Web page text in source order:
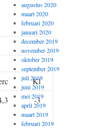
Kl
-3
augustus 2020
maart 2020
februari 2020
januari 2020
december 2019
november 2019
oktober 2019
september 2019
juli 2019
juni 2019
mei 2019
april 2019
maart 2019
februari 2019